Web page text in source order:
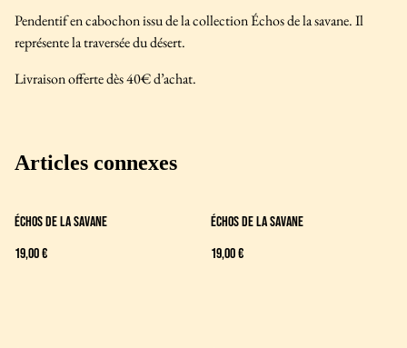
Pendentif en cabochon issu de la collection Échos de la savane. Il
représente la traversée du désert.
Livraison offerte dès 40€ d’achat.
Articles connexes
Échos de la savane
19,00 €
Échos de la savane
19,00 €